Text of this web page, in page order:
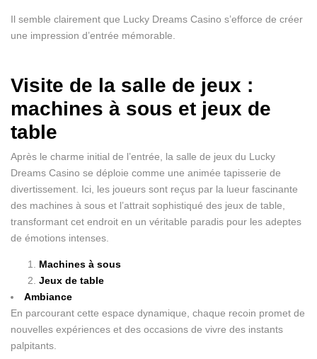
Il semble clairement que Lucky Dreams Casino s’efforce de créer
une impression d’entrée mémorable.
Visite de la salle de jeux :
machines à sous et jeux de
table
Après le charme initial de l’entrée, la salle de jeux du Lucky
Dreams Casino se déploie comme une animée tapisserie de
divertissement. Ici, les joueurs sont reçus par la lueur fascinante
des machines à sous et l’attrait sophistiqué des jeux de table,
transformant cet endroit en un véritable paradis pour les adeptes
de émotions intenses.
Machines à sous
Jeux de table
Ambiance
En parcourant cette espace dynamique, chaque recoin promet de
nouvelles expériences et des occasions de vivre des instants
palpitants.